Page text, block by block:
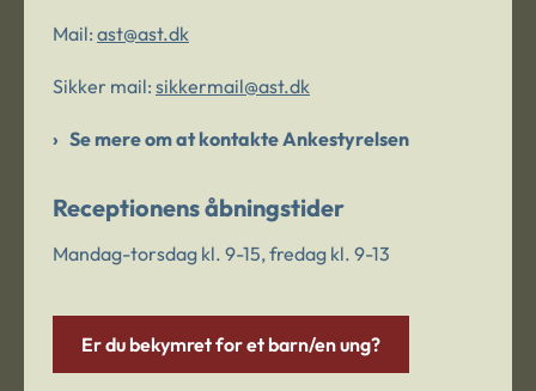
Mail: ast@ast.dk
Sikker mail: sikkermail@ast.dk
Se mere om at kontakte Ankestyrelsen
Receptionens åbningstider
Mandag-torsdag kl. 9-15, fredag kl. 9-13
Er du bekymret for et barn/en ung?